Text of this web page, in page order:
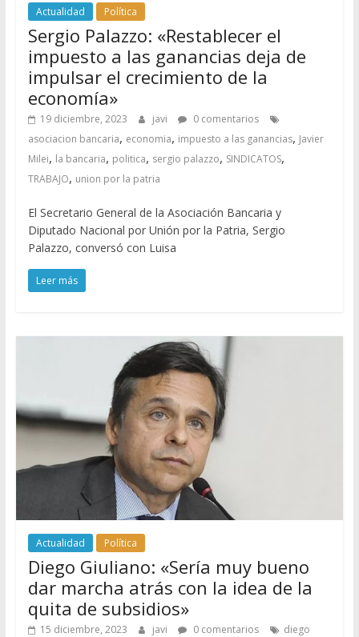
Actualidad Política
Sergio Palazzo: «Restablecer el
impuesto a las ganancias deja de
impulsar el crecimiento de la
economía»
19 diciembre, 2023 javi
0 comentarios
asociacion bancaria, economia, impuesto a las ganancias, Javier
Milei, la bancaria, politica, sergio palazzo, SINDICATOS,
TRABAJO, union por la patria
El Secretario General de la Asociación Bancaria y
Diputado Nacional por Unión por la Patria, Sergio
Palazzo, conversó con Luisa
Leer más
Actualidad Política
Diego Giuliano: «Sería muy bueno
dar marcha atrás con la idea de la
quita de subsidios»
15 diciembre, 2023 javi 0 comentarios
diego